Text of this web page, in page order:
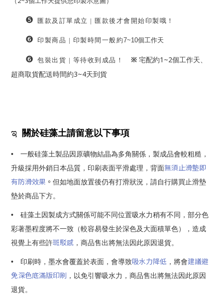
❺ 匯款及訂單成立 | 匯款後才會開始印製哦！
❻ 印製商品 | 印製時間一般約7~10個工作天
❻ 包裝出貨 | 等待收到成品！ ※ 宅配約1~2個工作天、
超商取貨配送時間約3~4天到貨
ಇ 關於硅藻土請留意以下事項
• 一般硅藻土製品因原礦物結晶為多角關係，製成品會較粗糙，
升級採用外銷日本品質，印刷表面平滑處理，背面無須止滑墊即
有防滑效果 。 但如地面放置後仍有打滑狀況，請自行購買止滑墊
墊於商品下方。
• 硅藻土因製成方式關係可能不同位置吸水力稍有不同，部分色
彩著墨程度將不一致（較容易發生於深色及大面積單色）
，造成
視覺上有些許斑駁感 ，商品售出將無法因此原因退貨。
• 印刷時，墨水會覆蓋於表面，會導致吸水力降低 ，將會建議避
免深色底滿版印刷 ，以免引響吸水力，商品售出將無法因此原因
退貨。